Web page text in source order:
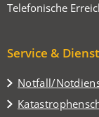
Telefonische
Service &
Notfall/